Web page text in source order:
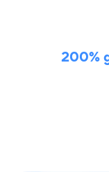
200%